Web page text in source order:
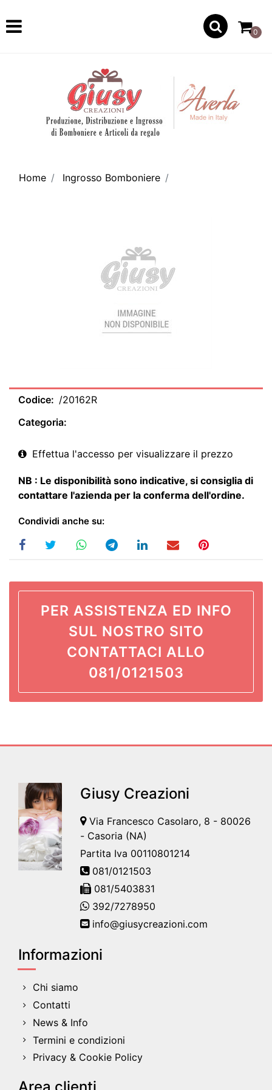
Open
0
Home Ingrosso Bomboniere
Codice: /20162R
Categoria:
Effettua l'accesso per visualizzare il prezzo
NB : Le disponibilità sono indicative, si consiglia di
contattare l'azienda per la conferma dell'ordine.
Condividi anche su:
PER ASSISTENZA ED INFO
SUL NOSTRO SITO
CONTATTACI ALLO
081/0121503
Giusy Creazioni
Via Francesco Casolaro, 8 - 80026
- Casoria (NA)
Partita Iva 00110801214
081/0121503
081/5403831
392/7278950
info@giusycreazioni.com
Informazioni
Chi siamo
Contatti
News & Info
Termini e condizioni
Privacy & Cookie Policy